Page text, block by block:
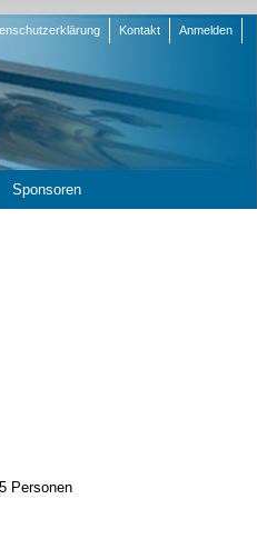
Kontakt Anmelden
Sponsoren
Personen